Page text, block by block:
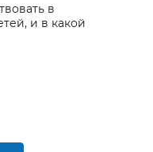
в
и в какой